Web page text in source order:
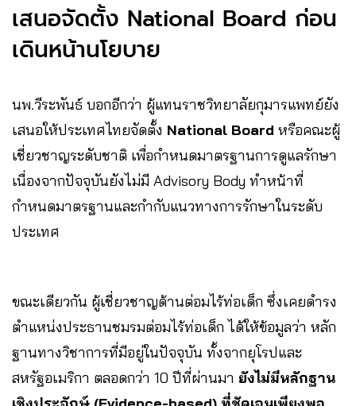
เสนอจัดตั้ง National Board ก่อน
เดินหน้านโยบาย
นพ.วีระพันธ์ บอกอีกว่า ผู้แทนราชวิทยาลัยกุมารแพทย์ยัง
เสนอให้ประเทศไทยจัดตั้ง National Board หรือคณะผู้
เชี่ยวชาญระดับชาติ เพื่อกำหนดมาตรฐานการดูแลรักษา
เนื่องจากปัจจุบันยังไม่มี Advisory Body ทำหน้าที่
กำหนดมาตรฐานและกำกับแนวทางการรักษาในระดับ
ประเทศ
ขณะเดียวกัน ผู้เชี่ยวชาญด้านต่อมไร้ท่อเด็ก ซึ่งเคยดำรง
ตำแหน่งประธานชมรมต่อมไร้ท่อเด็ก ได้ให้ข้อมูลว่า หลัก
ฐานทางวิชาการที่มีอยู่ในปัจจุบัน ทั้งจากยุโรปและ
สหรัฐอเมริกา ตลอดกว่า 10 ปีที่ผ่านมา ยังไม่มีหลักฐาน